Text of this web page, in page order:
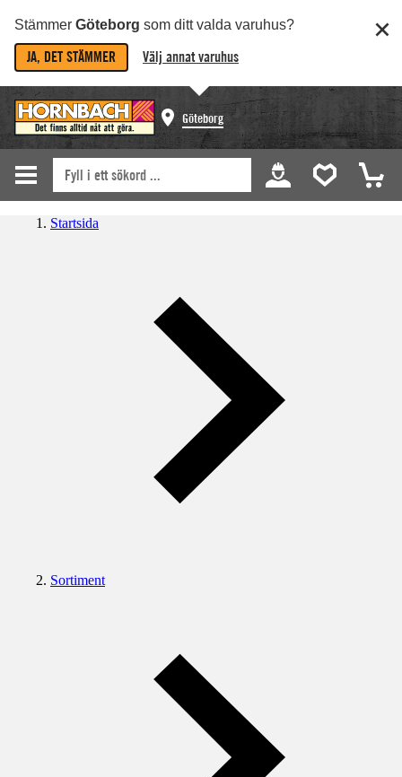
Stämmer Göteborg som ditt valda varuhus?
JA, DET STÄMMER Välj annat varuhus
Göteborg
Startsida
Sortiment